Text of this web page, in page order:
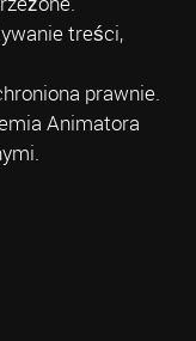
treści,
prawnie.
Animatora